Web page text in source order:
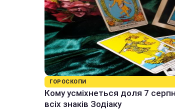
ГОРОСКОПИ
Кому усміхнеться доля 7
всіх знаків Зодіаку